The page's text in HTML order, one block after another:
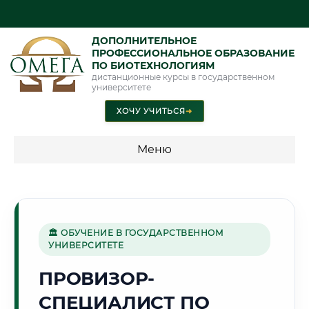
ДОПОЛНИТЕЛЬНОЕ
ПРОФЕССИОНАЛЬНОЕ ОБРАЗОВАНИЕ
ПО БИОТЕХНОЛОГИЯМ
дистанционные курсы в государственном
университете
ХОЧУ УЧИТЬСЯ➜
Меню
🦅
Г. ХАБАРОВСК
🏛 ОБУЧЕНИЕ В ГОСУДАРСТВЕННОМ
УНИВЕРСИТЕТЕ
ПРОВИЗОР-
СПЕЦИАЛИСТ ПО